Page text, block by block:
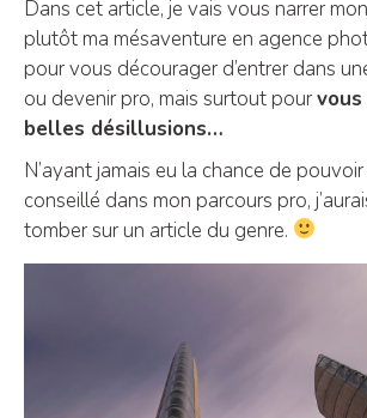
Dans cet article, je vais vous narrer
plutôt ma mésaventure en agence
pour vous décourager d’entrer dans
ou devenir pro, mais surtout pour
belles désillusions…
N’ayant jamais eu la chance de
conseillé dans mon parcours pro,
tomber sur un article du genre.